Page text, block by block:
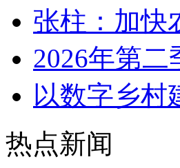
张柱：加快
2026年第
以数字乡村
热点新闻